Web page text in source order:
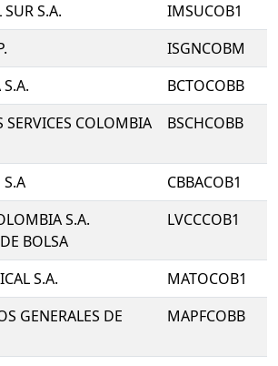
S.A.
IMSUCOB1
ISGNCOBM
BCTOCOBB
SERVICES COLOMBIA
BSCHCOBB
CBBACOB1
S.A.
BOLSA
LVCCCOB1
S.A.
MATOCOB1
GENERALES DE
MAPFCOBB